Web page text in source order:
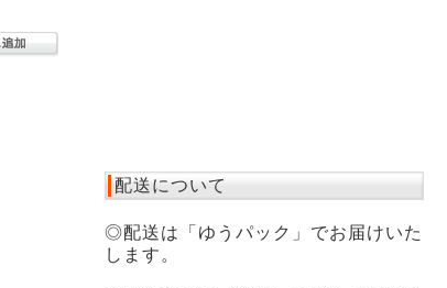
配送について
◎配送は「ゆうパック」でお届けいた
します。